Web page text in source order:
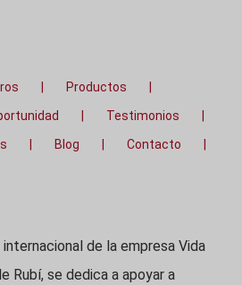
Productos
Testimonios
Blog
Contacto
de la empresa Vida
Rubí, se dedica a apoyar a